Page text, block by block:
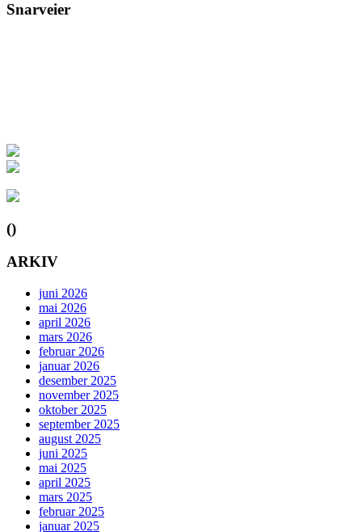
Snarveier
()
ARKIV
juni 2026
mai 2026
april 2026
mars 2026
februar 2026
januar 2026
desember 2025
november 2025
oktober 2025
september 2025
august 2025
juni 2025
mai 2025
april 2025
mars 2025
februar 2025
januar 2025